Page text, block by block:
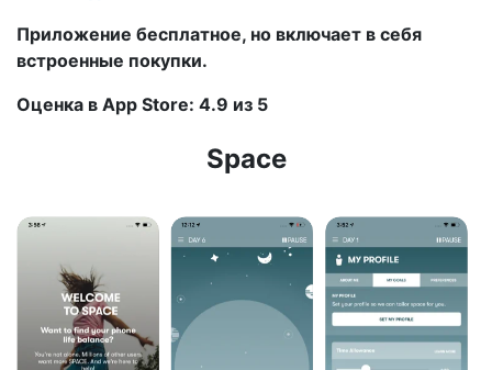
Приложение бесплатное, но включает в себя
встроенные покупки.
Оценка в App Store: 4.9 из 5
Space